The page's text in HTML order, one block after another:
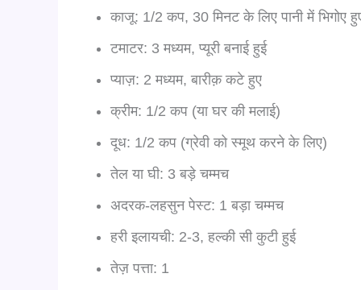
काजू: 1/2 कप, 30 मिनट के लिए पानी में भिगोए
टमाटर: 3 मध्यम, प्यूरी बनाई हुई
प्याज़: 2 मध्यम, बारीक़ कटे हुए
क्रीम: 1/2 कप (या घर की मलाई)
दूध: 1/2 कप (ग्रेवी को स्मूथ करने के लिए)
तेल या घी: 3 बड़े चम्मच
अदरक-लहसुन पेस्ट: 1 बड़ा चम्मच
हरी इलायची: 2-3, हल्की सी कुटी हुई
तेज़ पत्ता: 1